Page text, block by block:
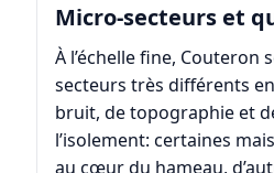
Micro-secteurs et
À l’échelle fine, Couteron
secteurs très différents
bruit, de topographie et
l’isolement: certaines
au cœur du hameau,